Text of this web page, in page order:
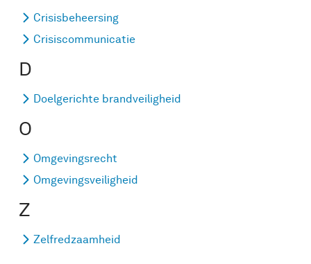
Crisisbeheersing
Crisiscommunicatie
D
Doelgerichte brandveiligheid
O
Omgevingsrecht
Omgevingsveiligheid
Z
Zelfredzaamheid